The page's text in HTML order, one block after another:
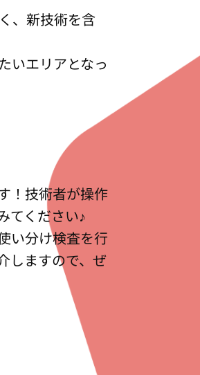
、新技術を含
いエリアとなっ
！技術者が操作
てください♪
い分け検査を行
しますので、ぜ